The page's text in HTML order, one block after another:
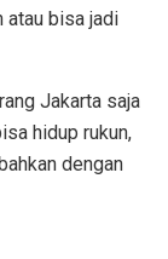
atau bisa jadi
Jakarta saja
hidup rukun,
dengan